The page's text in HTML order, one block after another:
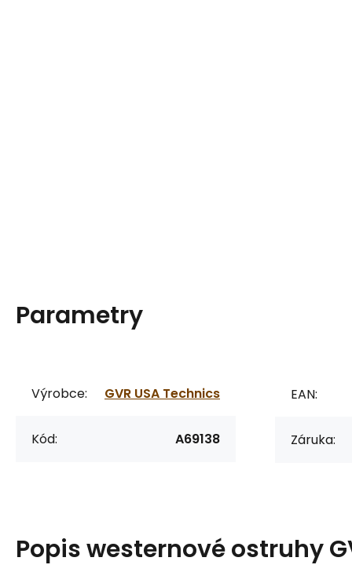
Parametry
Výrobce: GVR USA Technics
Kód: A69138
EAN:
Záruka:
Popiswesternové ostruhy